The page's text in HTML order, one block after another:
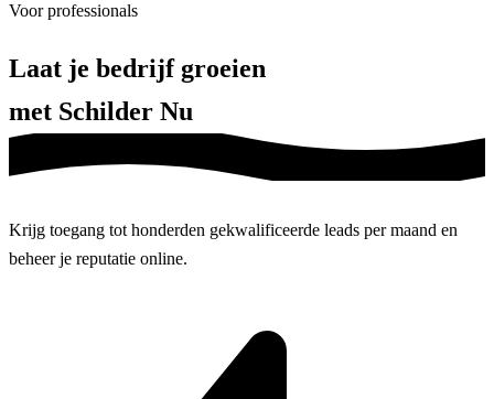
Voor professionals
Laat je bedrijf groeien
met Schilder Nu
Krijg toegang tot honderden gekwalificeerde leads per maand en
beheer je reputatie online.